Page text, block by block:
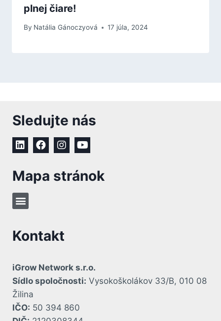
plnej čiare!
By Natália Gánoczyová 17 júla, 2024
Sledujte nás
Mapa stránok
Kontakt
iGrow Network s.r.o.
Sídlo spoločnosti: Vysokoškolákov 33/B, 010 08
Žilina
IČO: 50 394 860